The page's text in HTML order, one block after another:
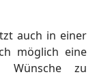
auch in einer
möglich eine
Wünsche zu